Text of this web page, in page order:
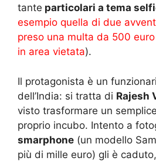
tante particolari a tema
esempio quella di due
preso una multa da 500
in area vietata).
Il protagonista è un
dell’India: si tratta di Rajesh
visto trasformare un
proprio incubo. Intento a
smarphone (un modello
più di mille euro) gli è